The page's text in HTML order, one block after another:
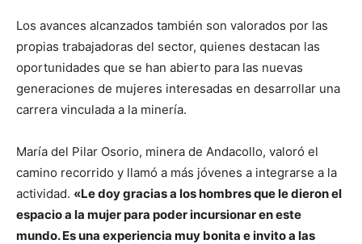
Los avances alcanzados también son valorados por las
propias trabajadoras del sector, quienes destacan las
oportunidades que se han abierto para las nuevas
generaciones de mujeres interesadas en desarrollar una
carrera vinculada a la minería.
María del Pilar Osorio, minera de Andacollo, valoró el
camino recorrido y llamó a más jóvenes a integrarse a la
actividad. «Le doy gracias a los hombres que le dieron el
espacio a la mujer para poder incursionar en este
mundo. Es una experiencia muy bonita e invito a las